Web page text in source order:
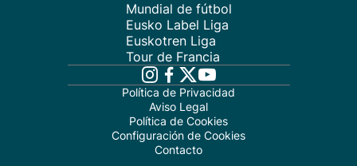
Mundial de fútbol
Eusko Label Liga
Euskotren Liga
Tour de Francia
Política de Privacidad
Aviso Legal
Política de Cookies
Configuración de Cookies
Contacto